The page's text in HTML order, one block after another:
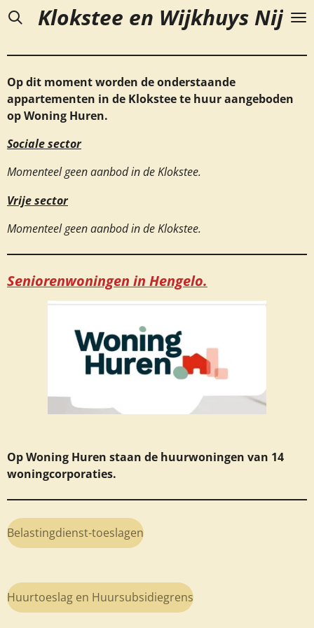
Ga
hoofdinhoud
Klokstee en Wijkhuys
Op dit moment worden de onderstaande
appartementen in de Klokstee te huur aangeboden
op Woning Huren.
Sociale sector
Momenteel geen aanbod in de Klokstee.
Vrije sector
Momenteel geen aanbod in de Klokstee.
Seniorenwoningen in Hengelo.
Op Woning Huren staan de huurwoningen van 14
woningcorporaties.
Belastingdienst-toeslagen
Huurtoeslag en Huursubsidiegrens